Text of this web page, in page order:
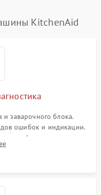
KitchenAid
и заварочного блока.
ошибок и индикации.
и кофемолки на слух.
воды для выявления